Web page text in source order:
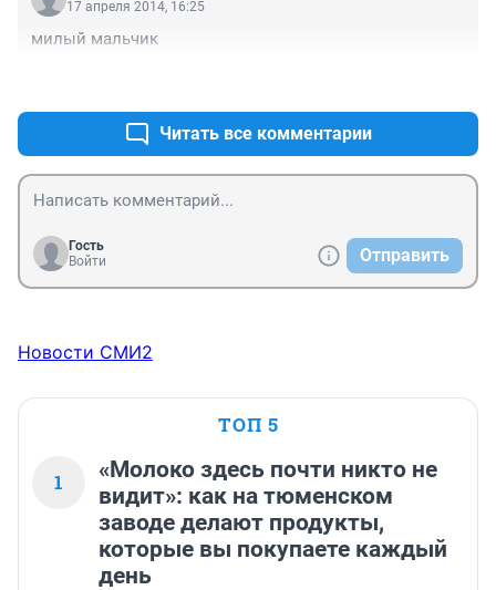
17 апреля 2014, 16:25
милый мальчик
Читать все комментарии
Гость
Войти
Отправить
Новости СМИ2
ТОП 5
1
«Молоко здесь почти никто не
видит»: как на тюменском
заводе делают продукты,
которые вы покупаете каждый
день